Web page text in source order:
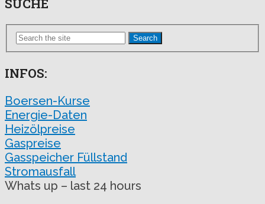
Search
INFOS:
Boersen-Kurse
Energie-Daten
Heizölpreise
Gaspreise
Gasspeicher Füllstand
Stromausfall
Whats up – last 24 hours